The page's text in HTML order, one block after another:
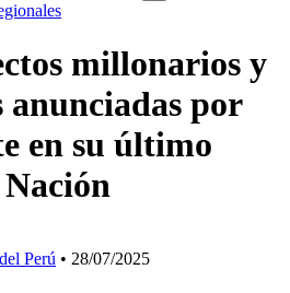
millonarios y
anunciadas por
en su último
Perú • 28/07/2025